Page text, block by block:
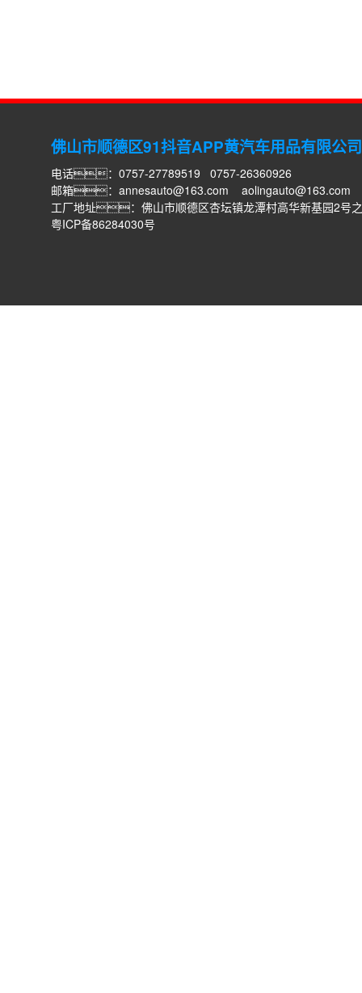
佛山市顺德区91抖音APP黄汽车用品有限公司
电话：0757-27789519 0757-26360926
邮箱： annesauto@163.com
aolingauto@163.com
工厂地址：佛山市顺德区杏坛镇龙潭村高华新基园2号
粤ICP备86284030号